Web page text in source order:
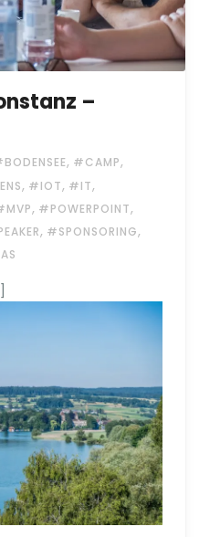
–
, #CAMP,
, #IOT, #IT,
, #POWERPOINT,
, #SPONSORING,